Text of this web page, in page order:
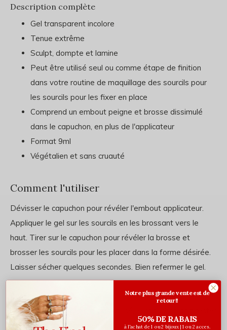
Description complète
Gel transparent incolore
Tenue extrême
Sculpt, dompte et lamine
Peut être utilisé seul ou comme étape de finition
dans votre routine de maquillage des sourcils pour
les sourcils pour les fixer en place
Comprend un embout peigne et brosse dissimulé
dans le capuchon, en plus de l'applicateur
Format 9ml
Végétalien et sans cruauté
Comment l'utiliser
Dévisser le capuchon pour révéler l'embout applicateur.
Appliquer le gel sur les sourcils en les brossant vers le
haut. Tirer sur le capuchon pour révéler la brosse et
brosser les sourcils pour les placer dans la forme désirée.
Laisser sécher quelques secondes. Bien refermer le gel.
Conserver dans un endroit frais et sec à température
ambiante. Lorsqu'il n'est pas utilisé, le capuchon doit rester
bien fermé à tout moment pour conserver l'apparence et
Notre plus grande vente est de
retour!!
50% DE RABAIS
à l'achat de 1 ou 2 bijoux | 1 ou 2 acces.